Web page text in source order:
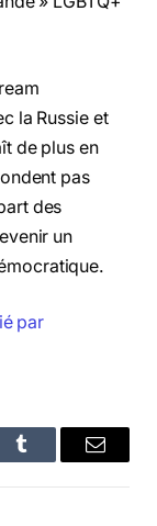
la Russie et
de plus en
pas
des
un
par
Tumblr Email